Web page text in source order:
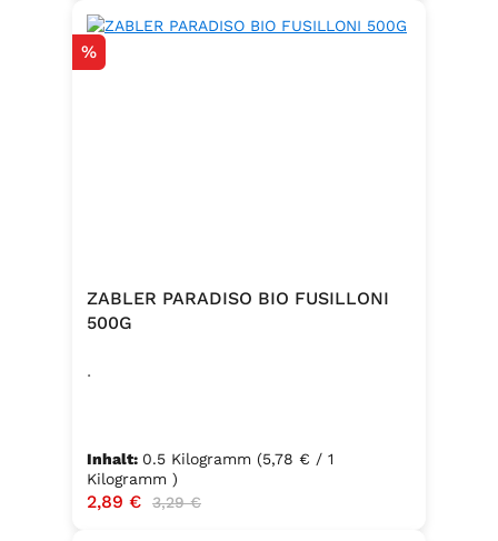
Rabatt
%
ZABLER PARADISO BIO FUSILLONI
500G
.
Inhalt: 0.5 Kilogramm (5,78 € / 1
Kilogramm )
Verkaufspreis:
2,89 € Regulärer Preis:
3,29 €